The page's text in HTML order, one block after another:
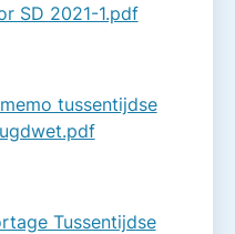
SD 2021-1.pdf
tussentijdse
Tussentijdse